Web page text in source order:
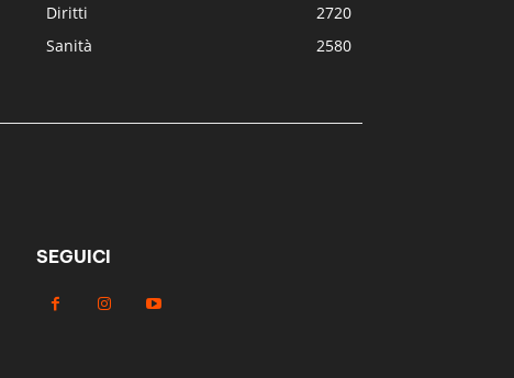
Diritti
2720
Sanità
2580
SEGUICI